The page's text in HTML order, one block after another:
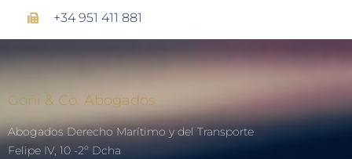
+34 951 411 881
Goñi & Co. Abogados
Abogados Derecho Marítimo y del Transporte
Felipe IV, 10 -2º Dcha